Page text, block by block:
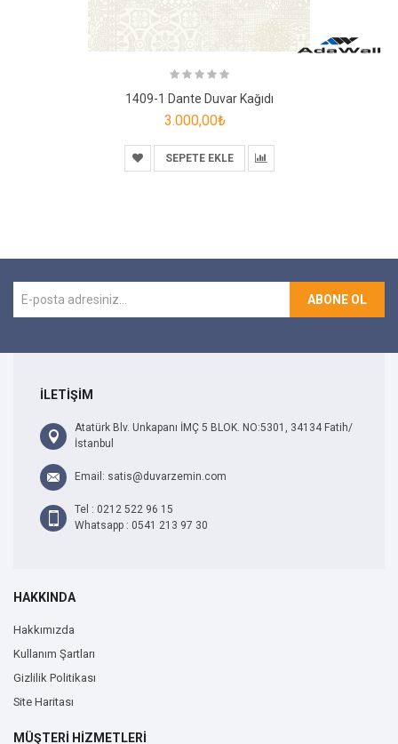
1409-1 Dante Duvar Kağıdı
3.000,00₺
SEPETE EKLE
ABONE OL
İLETİŞİM
Atatürk Blv. Unkapanı İMÇ 5 BLOK. NO:5301, 34134 Fatih/
İstanbul
Email: satis@duvarzemin.com
Tel : 0212 522 96 15
Whatsapp : 0541 213 97 30
HAKKINDA
Hakkımızda
Kullanım Şartları
Gizlilik Politikası
Site Haritası
MÜŞTERİ HİZMETLERİ